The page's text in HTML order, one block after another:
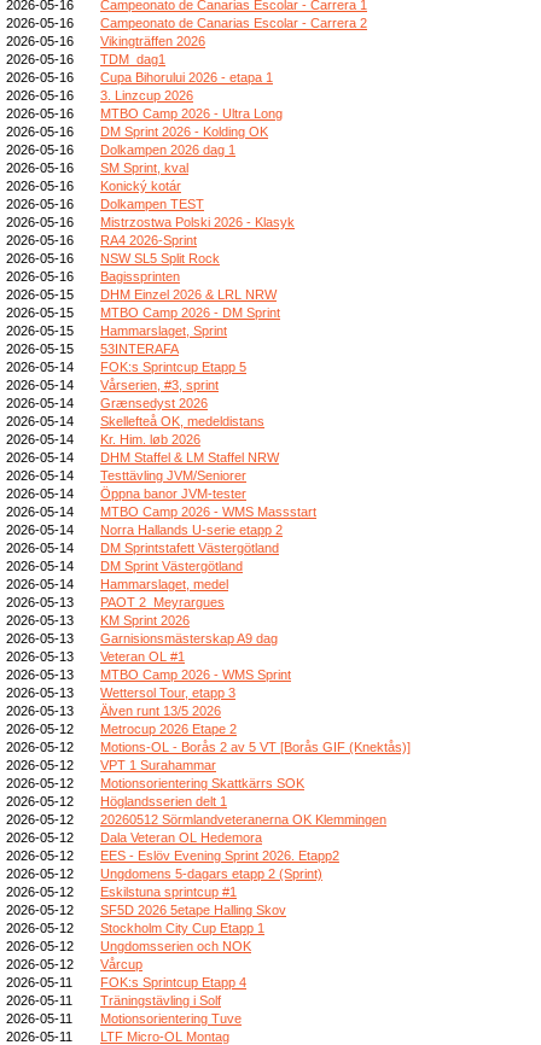
2026-05-16
Campeonato de Canarias Escolar - Carrera 1
2026-05-16
Campeonato de Canarias Escolar - Carrera 2
2026-05-16
Vikingträffen 2026
2026-05-16
TDM_dag1
2026-05-16
Cupa Bihorului 2026 - etapa 1
2026-05-16
3. Linzcup 2026
2026-05-16
MTBO Camp 2026 - Ultra Long
2026-05-16
DM Sprint 2026 - Kolding OK
2026-05-16
Dolkampen 2026 dag 1
2026-05-16
SM Sprint, kval
2026-05-16
Konický kotár
2026-05-16
Dolkampen TEST
2026-05-16
Mistrzostwa Polski 2026 - Klasyk
2026-05-16
RA4 2026-Sprint
2026-05-16
NSW SL5 Split Rock
2026-05-16
Bagissprinten
2026-05-15
DHM Einzel 2026 & LRL NRW
2026-05-15
MTBO Camp 2026 - DM Sprint
2026-05-15
Hammarslaget, Sprint
2026-05-15
53INTERAFA
2026-05-14
FOK:s Sprintcup Etapp 5
2026-05-14
Vårserien, #3, sprint
2026-05-14
Grænsedyst 2026
2026-05-14
Skellefteå OK, medeldistans
2026-05-14
Kr. Him. løb 2026
2026-05-14
DHM Staffel & LM Staffel NRW
2026-05-14
Testtävling JVM/Seniorer
2026-05-14
Öppna banor JVM-tester
2026-05-14
MTBO Camp 2026 - WMS Massstart
2026-05-14
Norra Hallands U-serie etapp 2
2026-05-14
DM Sprintstafett Västergötland
2026-05-14
DM Sprint Västergötland
2026-05-14
Hammarslaget, medel
2026-05-13
PAOT 2_Meyrargues
2026-05-13
KM Sprint 2026
2026-05-13
Garnisionsmästerskap A9 dag
2026-05-13
Veteran OL #1
2026-05-13
MTBO Camp 2026 - WMS Sprint
2026-05-13
Wettersol Tour, etapp 3
2026-05-13
Älven runt 13/5 2026
2026-05-12
Metrocup 2026 Etape 2
2026-05-12
Motions-OL - Borås 2 av 5 VT [Borås GIF (Knektås)]
2026-05-12
VPT 1 Surahammar
2026-05-12
Motionsorientering Skattkärrs SOK
2026-05-12
Höglandsserien delt 1
2026-05-12
20260512 Sörmlandveteranerna OK Klemmingen
2026-05-12
Dala Veteran OL Hedemora
2026-05-12
EES - Eslöv Evening Sprint 2026. Etapp2
2026-05-12
Ungdomens 5-dagars etapp 2 (Sprint)
2026-05-12
Eskilstuna sprintcup #1
2026-05-12
SF5D 2026 5etape Halling Skov
2026-05-12
Stockholm City Cup Etapp 1
2026-05-12
Ungdomsserien och NOK
2026-05-12
Vårcup
2026-05-11
FOK:s Sprintcup Etapp 4
2026-05-11
Träningstävling i Solf
2026-05-11
Motionsorientering Tuve
2026-05-11
LTF Micro-OL Montag